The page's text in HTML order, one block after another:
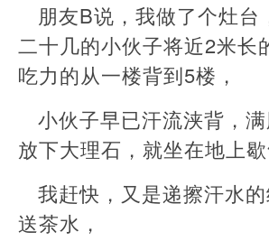
朋友B说，我做了个灶台
二十几的小伙子将近2米长
吃力的从一楼背到5楼，
小伙子早已汗流浃背，
放下大理石，就坐在地上歇
我赶快，又是递擦汗水
送茶水，